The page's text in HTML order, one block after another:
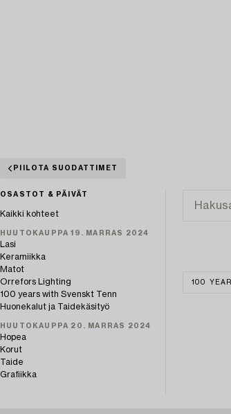
PIILOTA SUODATTIMET
OSASTOT & PÄIVÄT
Kaikki kohteet
HUUTOKAUPPA 19. MARRAS 2024
Lasi
Keramiikka
Matot
Orrefors Lighting
100 years with Svenskt Tenn
Huonekalut ja Taidekäsityö
HUUTOKAUPPA 20. MARRAS 2024
Hopea
Korut
Taide
Grafiikka
100